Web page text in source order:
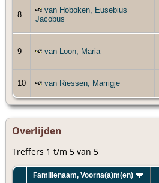
8
van Hoboken, Eusebius
Jacobus
9 van Loon, Maria
10 van Riessen, Marrigje
Overlijden
Treffers 1 t/m 5 van 5
Familienaam, Voorna(a)m(en)